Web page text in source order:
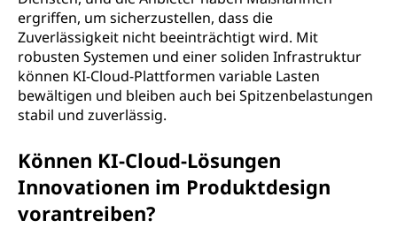
ergriffen, um sicherzustellen, dass die
Zuverlässigkeit nicht beeinträchtigt wird. Mit
robusten Systemen und einer soliden Infrastruktur
können KI-Cloud-Plattformen variable Lasten
bewältigen und bleiben auch bei Spitzenbelastungen
stabil und zuverlässig.
Können KI-Cloud-Lösungen
Innovationen im Produktdesign
vorantreiben?